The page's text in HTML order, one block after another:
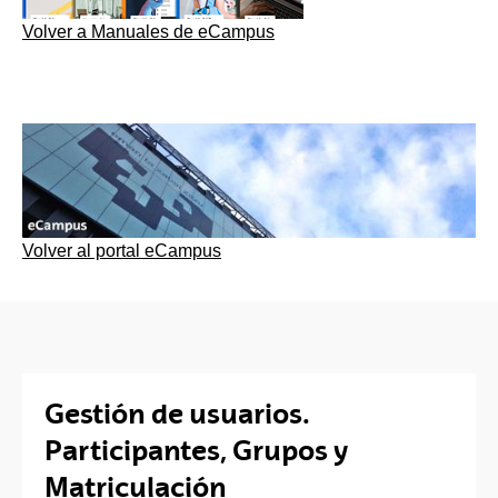
Volver a Manuales de eCampus
Volver al portal eCampus
Gestión de usuarios.
Participantes, Grupos y
Matriculación